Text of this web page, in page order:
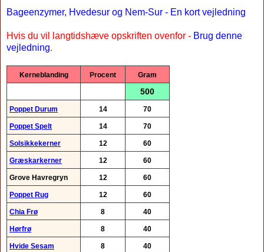
Bageenzymer, Hvedesur og Nem-Sur - En kort vejledning
Hvis du vil langtidshæve opskriften ovenfor - Brug denne
vejledning.
Kerneblanding Procent Gram
500
Poppet Durum 14 70
Poppet Spelt 14 70
Solsikkekerner 12 60
Græskarkerner 12 60
Grove Havregryn 12 60
Poppet Rug 12 60
Chia Frø 8 40
Hørfrø 8 40
Hvide Sesam 8 40